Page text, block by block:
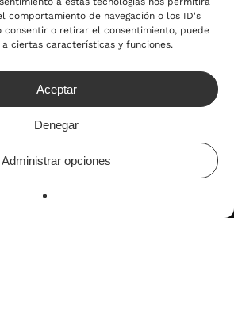
comportamiento de navegación o los ID's
consentir o retirar el consentimiento, puede
ciertas características y funciones.
Aceptar
Denegar
Administrar opciones